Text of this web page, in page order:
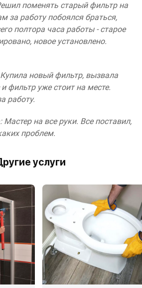
поменять старый фильтр на
за работу побоялся браться,
полтора часа работы - старое
новое установлено.
новый фильтр, вызвала
фильтр уже стоит на месте.
работу.
Мастер на все руки. Все поставил,
проблем.
услуги